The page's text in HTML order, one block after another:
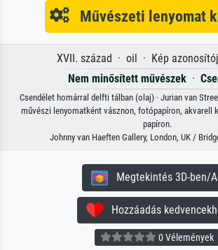
Művészeti lenyomat
XVII. század · oil · Kép
Nem minősített művészek ·
Csendélet homárral delfti tálban (olaj) · Jurian van
művészi lenyomatként vásznon, fotópapíron, akvarell
papíron.
Johnny van Haeften Gallery, London, UK /
Megtekintés 3D-ben/
Hozzáadás
0 Vélemények